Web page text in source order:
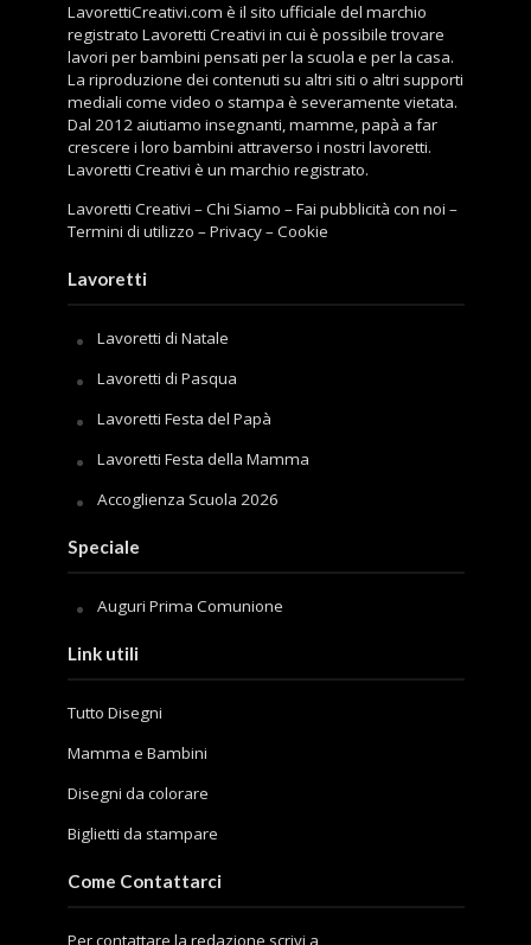
LavorettiCreativi.com è il sito ufficiale del marchio
registrato Lavoretti Creativi in cui è possibile trovare
lavori per bambini pensati per la scuola e per la casa.
La riproduzione dei contenuti su altri siti o altri supporti
mediali come video o stampa è severamente vietata.
Dal 2012 aiutiamo insegnanti, mamme, papà a far
crescere i loro bambini attraverso i nostri lavoretti.
Lavoretti Creativi è un marchio registrato.
Lavoretti Creativi –Chi Siamo –Fai pubblicità con noi –
Termini di utilizzo –Privacy–Cookie
Lavoretti
Lavoretti di Natale
Lavoretti di Pasqua
Lavoretti Festa del Papà
Lavoretti Festa della Mamma
Accoglienza Scuola 2026
Speciale
Auguri Prima Comunione
Link utili
Tutto Disegni
Mamma e Bambini
Disegni da colorare
Biglietti da stampare
Come Contattarci
Per contattare la redazione scrivi a